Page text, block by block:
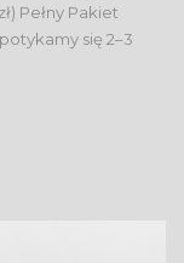
Pełny Pakiet
się 2–3